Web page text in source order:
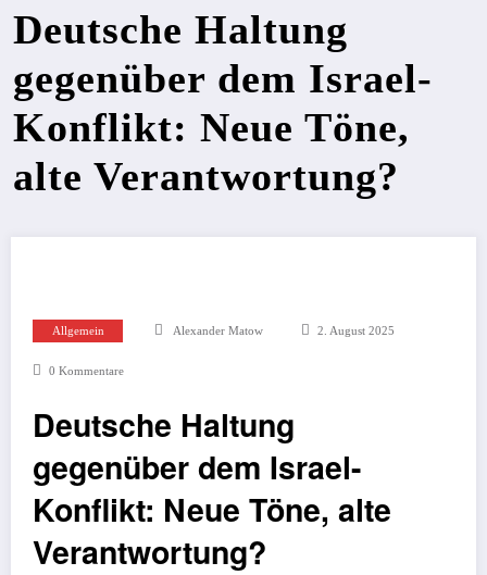
Deutsche Haltung
gegenüber dem Israel-
Konflikt: Neue Töne,
alte Verantwortung?
Allgemein Alexander Matow 2. August 2025
0 Kommentare
Deutsche Haltung
gegenüber dem Israel-
Konflikt: Neue Töne, alte
Verantwortung?